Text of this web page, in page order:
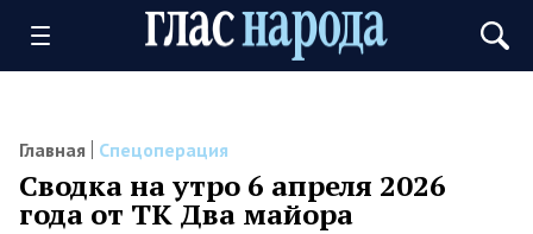
Главная Спецоперация
Сводка на утро 6 апреля 2026
года от ТК Два майора